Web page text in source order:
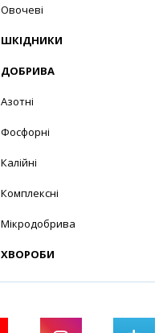
Овочеві
ШКІДНИКИ
ДОБРИВА
Азотні
Фосфорні
Калійні
Комплексні
Мікродобрива
ХВОРОБИ